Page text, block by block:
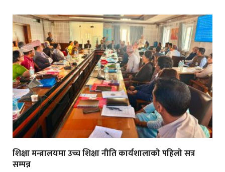
शिक्षा मन्त्रालयमा उच्च शिक्षा नीति कार्यशालाको पहिलो सत्र
सम्पन्न